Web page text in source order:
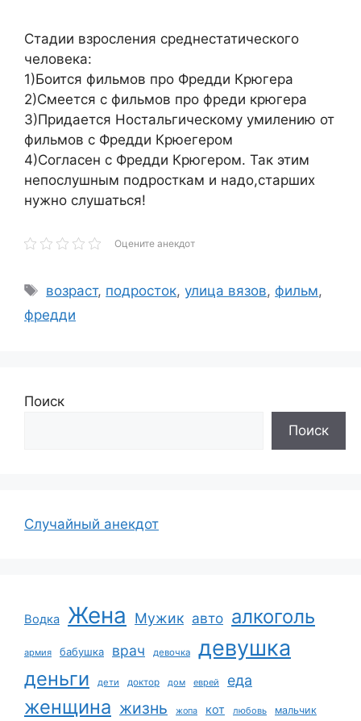
Cтадии взросления среднестатического
человека:
1)Боится фильмов про Фредди Крюгера
2)Смеется с фильмов про фреди крюгера
3)Придается Ностальгическому умилению от
фильмов с Фредди Крюегером
4)Согласен с Фредди Крюгером. Так этим
непослушным подросткам и надо,старших
нужно слушаться!
Оцените анекдот
Метки
возраст, подросток,улица вязов, фильм,
фредди
Поиск
Поиск
Случайный анекдот
Водка Жена Мужик авто алкоголь
армия бабушка врач девочка девушка
деньги дети доктор дом еврей еда
женщина жизнь жопа кот любовь мальчик